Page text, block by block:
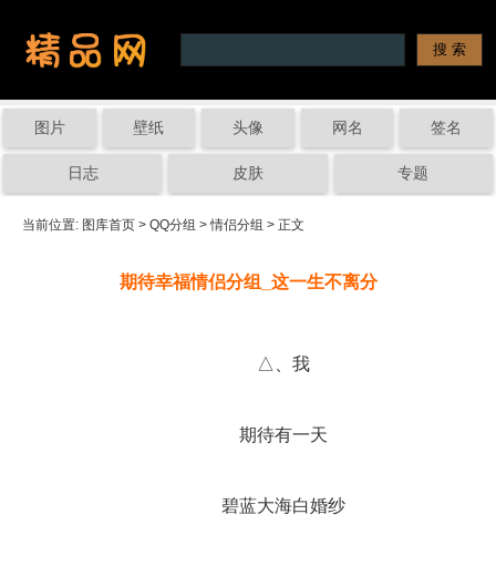
图片 壁纸 头像 网名 签名
日志 皮肤 专题
当前位置: 图库首页 > QQ分组 > 情侣分组 > 正文
期待幸福情侣分组_这一生不离分
		△、我
		期待有一天
		碧蓝大海白婚纱